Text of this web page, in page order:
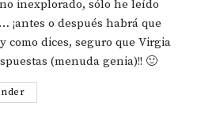
inexplorado, sólo he leído
¡antes o después habrá que
como dices, seguro que Virgia
(menuda genia)!! 🙂